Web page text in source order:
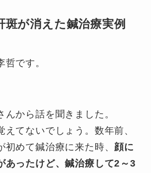
斑が消えた鍼治療実例
哲です。
んから話を聞きました。
えてないでしょう。数年前、
初めて鍼治療に来た時、 顔に
あったけど、鍼治療して2～3